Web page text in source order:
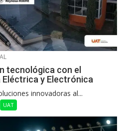
tecnológica con el
y Electrónica
innovadoras al...
UAT